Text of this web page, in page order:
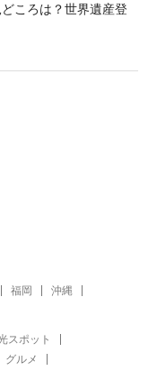
どころは？世界遺産登
福岡 沖縄
スポット
グルメ